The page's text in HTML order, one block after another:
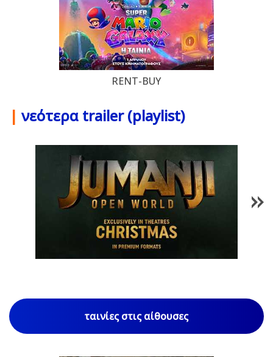
RENT-BUY
| νεότερα trailer (playlist)
1/85
ταινίες στις αίθουσες